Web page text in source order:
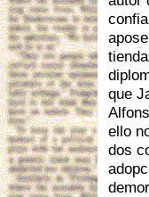
que
ello
dos